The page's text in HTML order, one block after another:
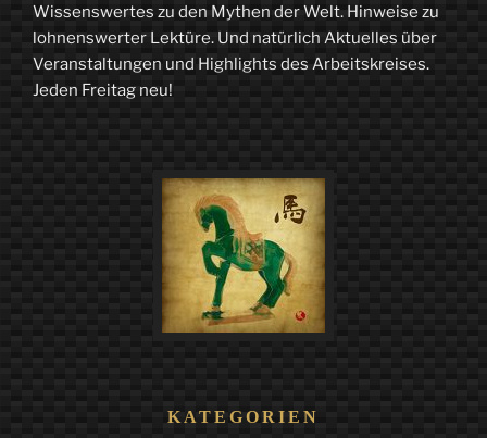
Hässlichkeit
–
Der
Wissenswertes zu den Mythen der Welt. Hinweise zu
lohnenswerter Lektüre. Und natürlich Aktuelles über
Veranstaltungen und Highlights des Arbeitskreises.
Jeden Freitag neu!
KATEGORIEN